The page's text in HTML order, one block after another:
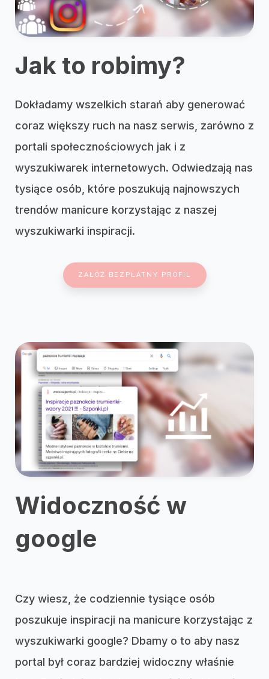
Jak to robimy?
Dokładamy wszelkich starań aby generować
coraz większy ruch na nasz serwis, zarówno z
portali społecznościowych jak i z
wyszukiwarek internetowych. Odwiedzają nas
tysiące osób, które poszukują najnowszych
trendów manicure korzystając z naszej
wyszukiwarki inspiracji.
ZAŁÓŻ BEZPŁATNY PROFIL
Widoczność w
google
Czy wiesz, że codziennie tysiące osób
poszukuje inspiracji na manicure korzystając z
wyszukiwarki google? Dbamy o to aby nasz
portal był coraz bardziej widoczny właśnie